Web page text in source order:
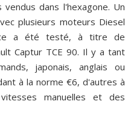
dans l'hexagone. Un
plusieurs moteurs Diesel
a été testé, à titre de
Captur TCE 90. Il y a tant
japonais, anglais ou
à la norme €6, d'autres à
manuelles et des